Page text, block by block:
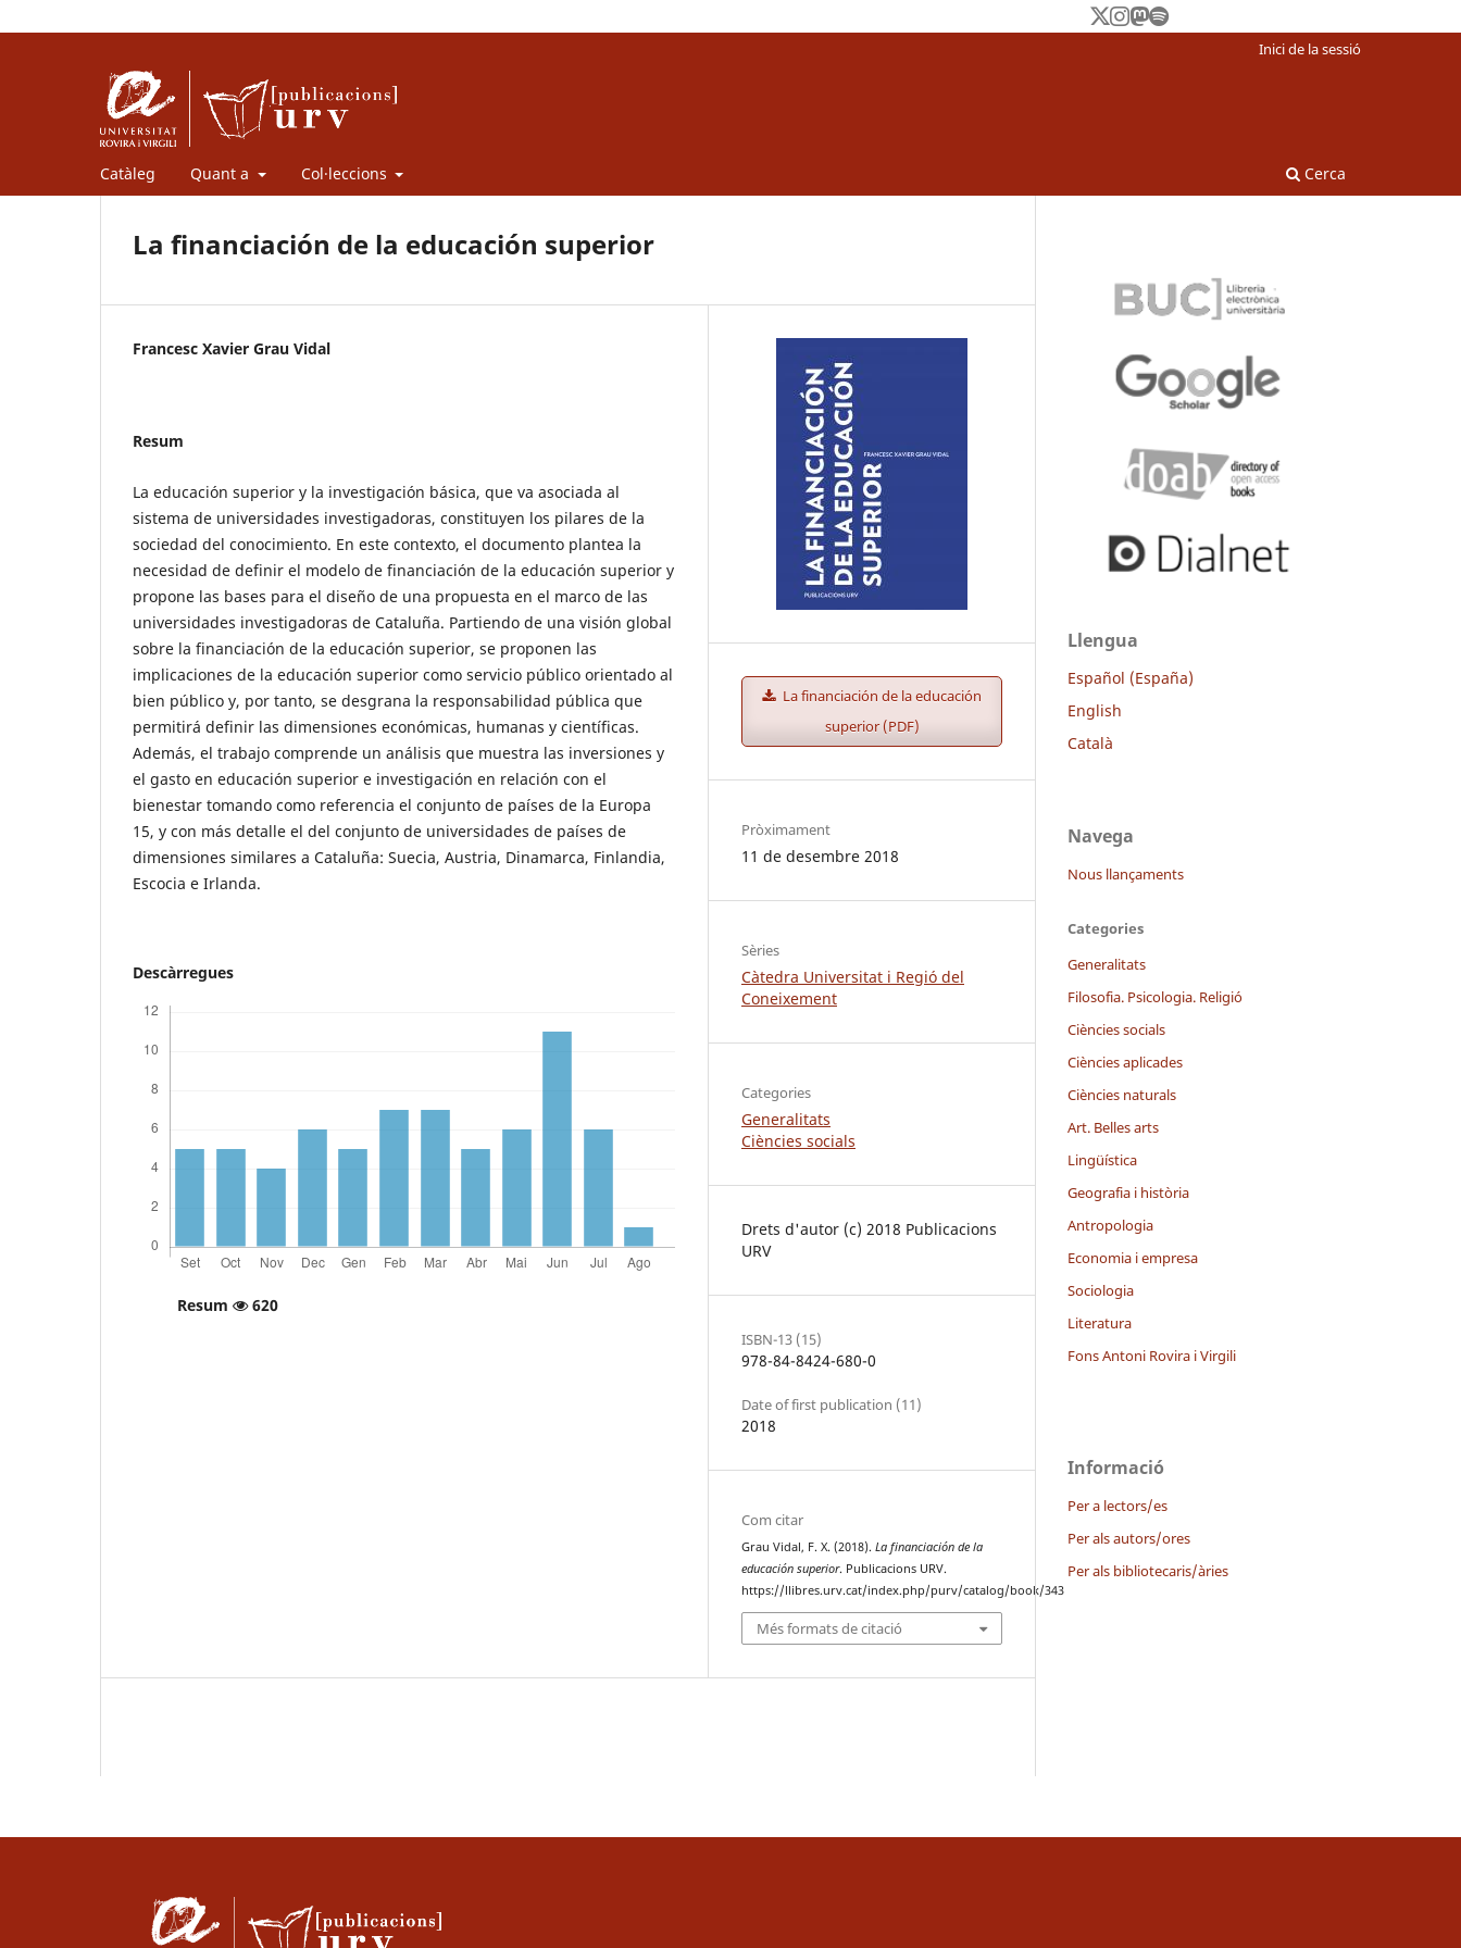
Catàleg Quant a Col·leccions Cerca
Inici de la sessió
La financiación de la educación superior
Francesc Xavier Grau Vidal
Resum
La educación superior y la investigación básica, que va asociada al
sistema de universidades investigadoras, constituyen los pilares de la
sociedad del conocimiento. En este contexto, el documento plantea la
necesidad de definir el modelo de financiación de la educación superior y
propone las bases para el diseño de una propuesta en el marco de las
universidades investigadoras de Cataluña. Partiendo de una visión global
sobre la financiación de la educación superior, se proponen las
implicaciones de la educación superior como servicio público orientado al
bien público y, por tanto, se desgrana la responsabilidad pública que
permitirá definir las dimensiones económicas, humanas y científicas.
Además, el trabajo comprende un análisis que muestra las inversiones y
el gasto en educación superior e investigación en relación con el
bienestar tomando como referencia el conjunto de países de la Europa
15, y con más detalle el del conjunto de universidades de países de
dimensiones similares a Cataluña: Suecia, Austria, Dinamarca, Finlandia,
Escocia e Irlanda.
Descàrregues
Resum 620
La financiación de la educación
superior (PDF)
Pròximament
11 de desembre 2018
Sèries
Càtedra Universitat i Regió del
Coneixement
Categories
Generalitats
Ciències socials
Drets d'autor (c) 2018 Publicacions
URV
ISBN-13 (15)
978-84-8424-680-0
Date of first publication (11)
2018
Com citar
Grau Vidal, F. X. (2018). La financiación de la
educación superior. Publicacions URV.
https://llibres.urv.cat/index.php/purv/catalog/book/343
Més formats de citació
Llengua
Español (España)
English
Català
Navega
Nous llançaments
Categories
Generalitats
Filosofia. Psicologia. Religió
Ciències socials
Ciències aplicades
Ciències naturals
Art. Belles arts
Lingüística
Geografia i història
Antropologia
Economia i empresa
Sociologia
Literatura
Fons Antoni Rovira i Virgili
Informació
Per a lectors/es
Per als autors/ores
Per als bibliotecaris/àries